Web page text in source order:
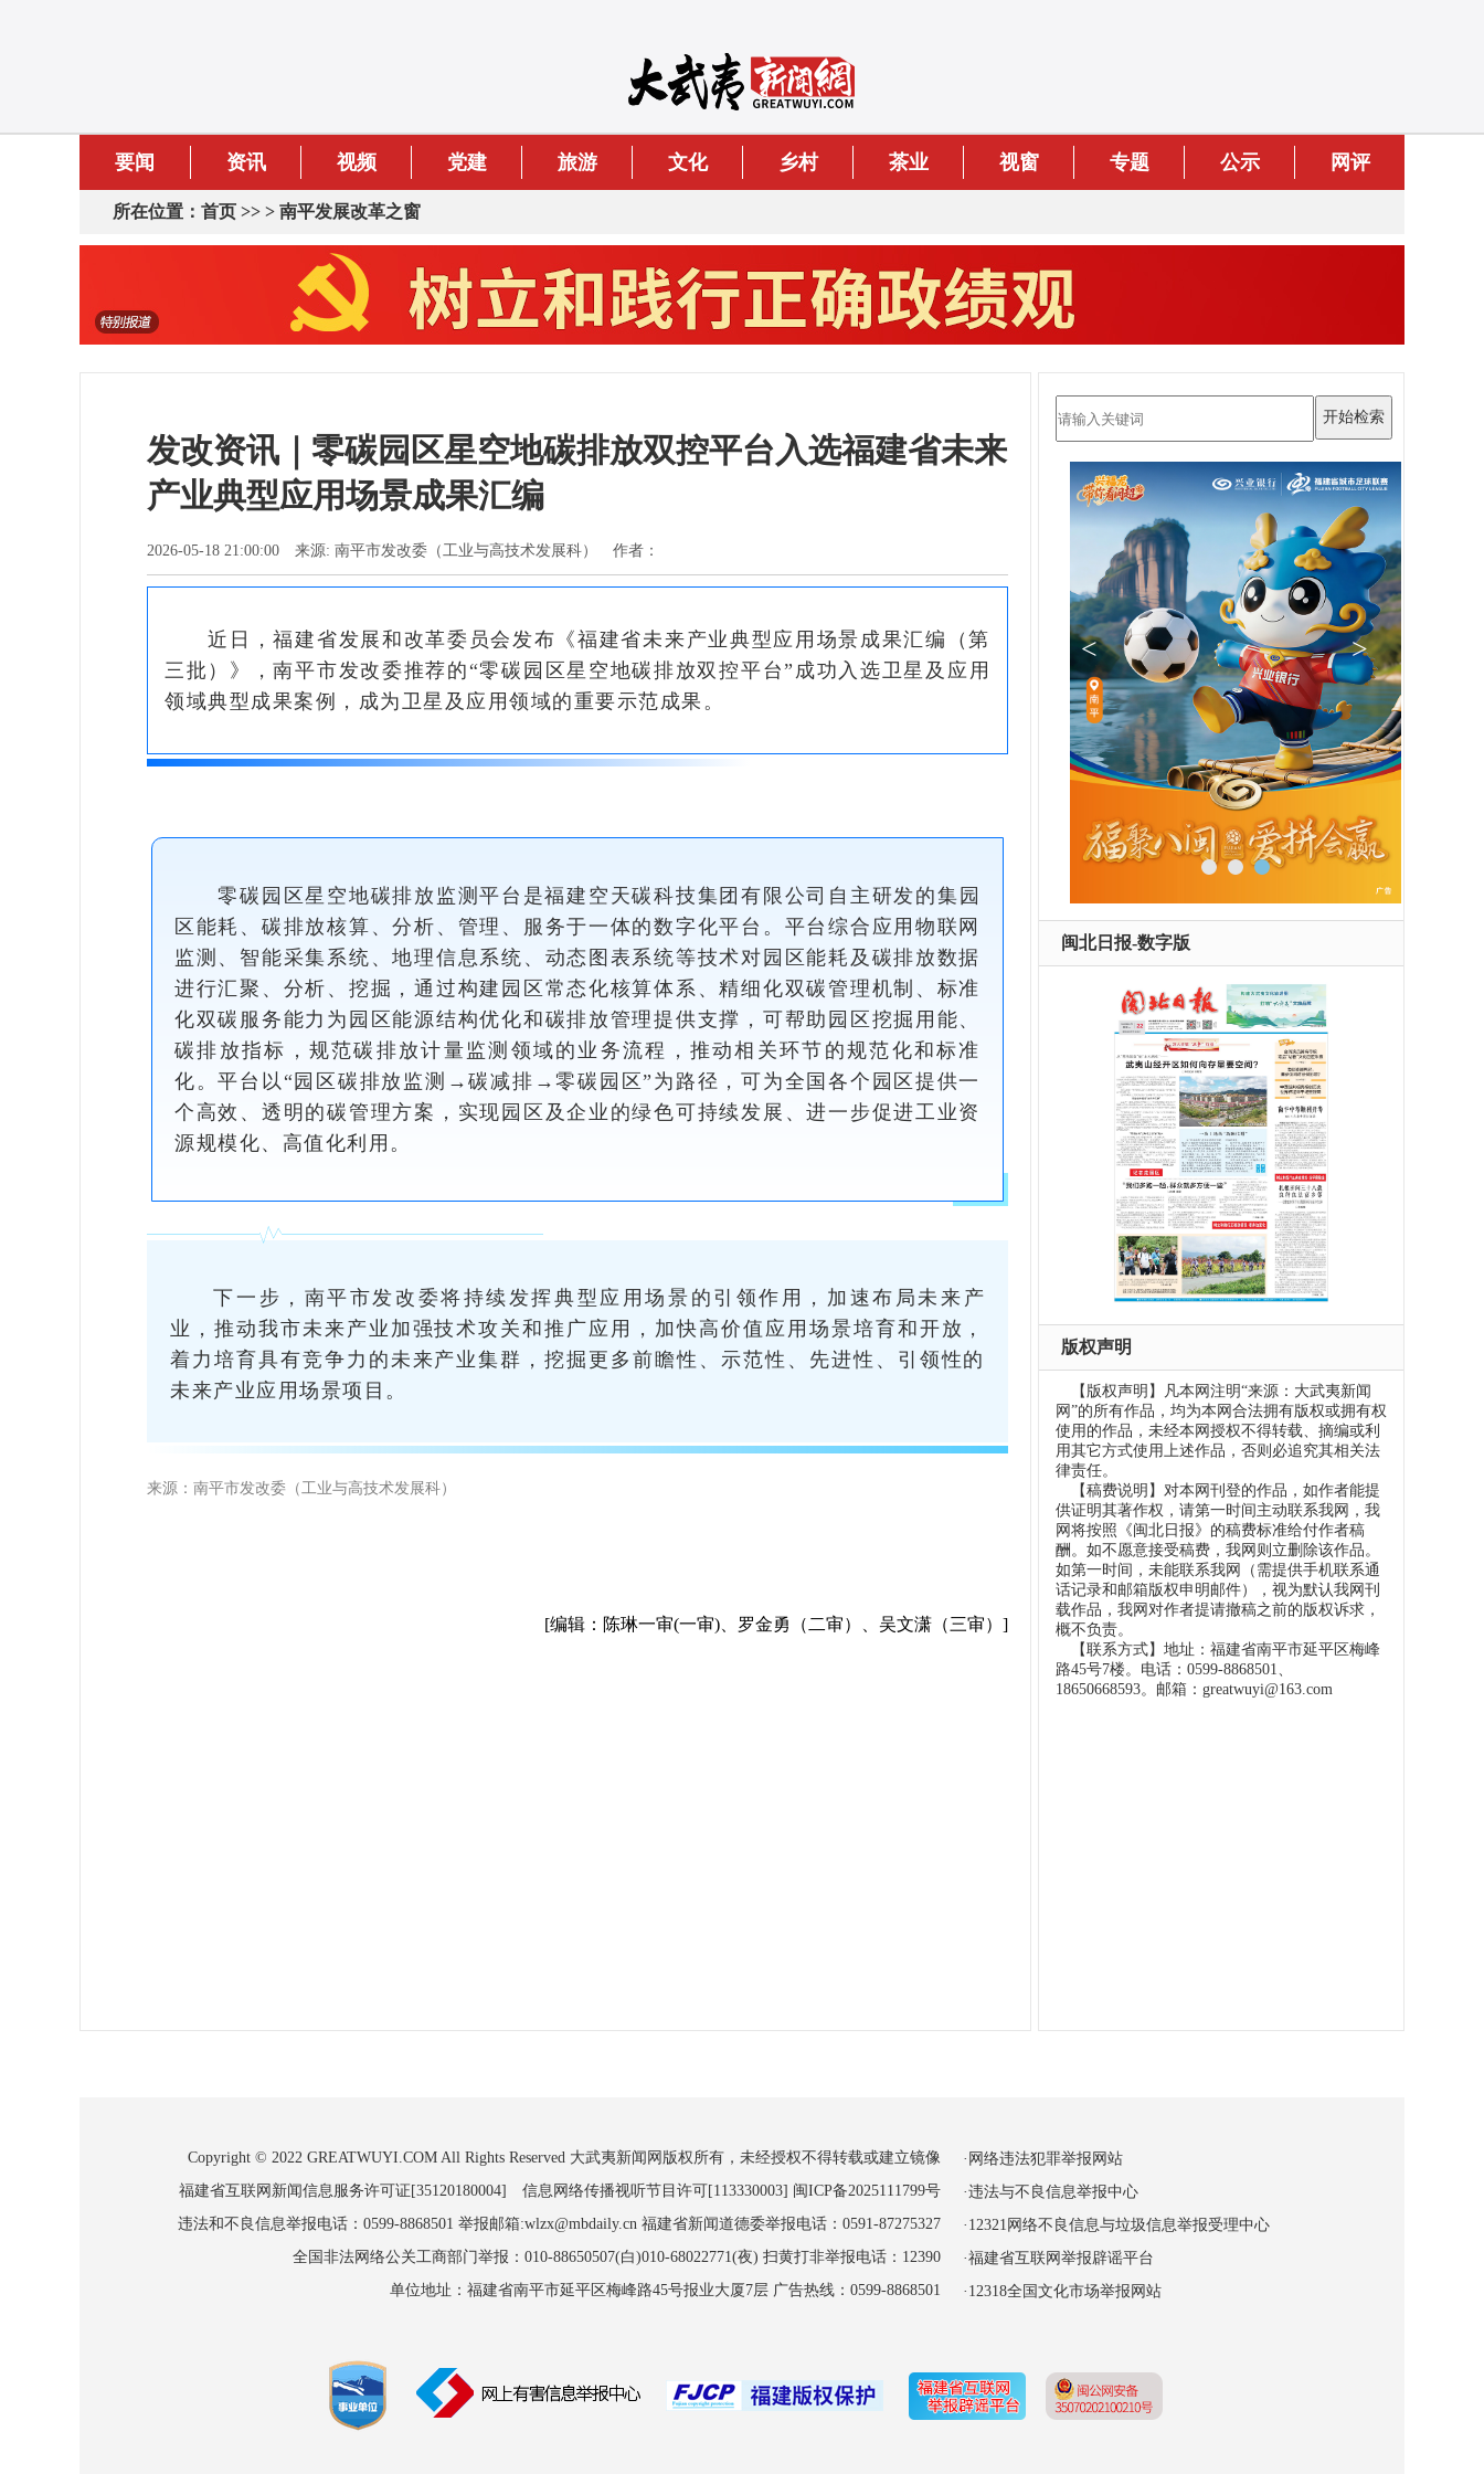
要闻 资讯 视频 党建 旅游 文化 乡村 茶业 视窗 专题 公示 网评
所在位置： 首页 >> > 南平发展改革之窗
发改资讯｜零碳园区星空地碳排放双控平台入选福建省未来
产业典型应用场景成果汇编
2026-05-18 21:00:00 来源: 南平市发改委（工业与高技术发展科） 作者：
近日，福建省发展和改革委员会发布《福建省未来产业典型应用场景成果汇编（第
三批）》，南平市发改委推荐的“零碳园区星空地碳排放双控平台”成功入选卫星及应用
领域典型成果案例，成为卫星及应用领域的重要示范成果。
零碳园区星空地碳排放监测平台是福建空天碳科技集团有限公司自主研发的集园
区能耗、碳排放核算、分析、管理、服务于一体的数字化平台。平台综合应用物联网
监测、智能采集系统、地理信息系统、动态图表系统等技术对园区能耗及碳排放数据
进行汇聚、分析、挖掘，通过构建园区常态化核算体系、精细化双碳管理机制、标准
化双碳服务能力为园区能源结构优化和碳排放管理提供支撑，可帮助园区挖掘用能、
碳排放指标，规范碳排放计量监测领域的业务流程，推动相关环节的规范化和标准
化。平台以“园区碳排放监测→碳减排→零碳园区”为路径，可为全国各个园区提供一
个高效、透明的碳管理方案，实现园区及企业的绿色可持续发展、进一步促进工业资
源规模化、高值化利用。
下一步，南平市发改委将持续发挥典型应用场景的引领作用，加速布局未来产
业，推动我市未来产业加强技术攻关和推广应用，加快高价值应用场景培育和开放，
着力培育具有竞争力的未来产业集群，挖掘更多前瞻性、示范性、先进性、引领性的
未来产业应用场景项目。
来源：南平市发改委（工业与高技术发展科）
[编辑：陈琳一审(一审)、罗金勇（二审）、吴文潇（三审）]
闽北日报-数字版
版权声明
【版权声明】凡本网注明“来源：大武夷新闻
网”的所有作品，均为本网合法拥有版权或拥有权
使用的作品，未经本网授权不得转载、摘编或利
用其它方式使用上述作品，否则必追究其相关法
律责任。
【稿费说明】对本网刊登的作品，如作者能提
供证明其著作权，请第一时间主动联系我网，我
网将按照《闽北日报》的稿费标准给付作者稿
酬。如不愿意接受稿费，我网则立删除该作品。
如第一时间，未能联系我网（需提供手机联系通
话记录和邮箱版权申明邮件），视为默认我网刊
载作品，我网对作者提请撤稿之前的版权诉求，
概不负责。
【联系方式】地址：福建省南平市延平区梅峰
路45号7楼。电话：0599-8868501、
18650668593。邮箱：greatwuyi@163.com
Copyright © 2022 GREATWUYI.COM All Rights Reserved 大武夷新闻网版权所有，未经授权不得转载或建立镜像
福建省互联网新闻信息服务许可证[35120180004] 信息网络传播视听节目许可[113330003] 闽ICP备2025111799号
违法和不良信息举报电话：0599-8868501 举报邮箱:wlzx@mbdaily.cn 福建省新闻道德委举报电话：0591-87275327
全国非法网络公关工商部门举报：010-88650507(白)010-68022771(夜) 扫黄打非举报电话：12390
单位地址：福建省南平市延平区梅峰路45号报业大厦7层 广告热线：0599-8868501
·网络违法犯罪举报网站
·违法与不良信息举报中心
·12321网络不良信息与垃圾信息举报受理中心
·福建省互联网举报辟谣平台
·12318全国文化市场举报网站